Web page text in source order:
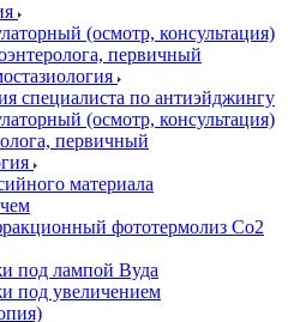
(осмотр, консультация)
первичный
специалиста по антиэйджингу
(осмотр, консультация)
первичный
материала
фототермолиз Со2
под лампой Вуда
под увеличением